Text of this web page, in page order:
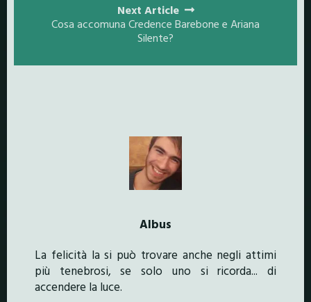
Next Article
Cosa accomuna Credence Barebone e Ariana
Silente?
Albus
La felicità la si può trovare anche negli attimi
più tenebrosi, se solo uno si ricorda... di
accendere la luce.